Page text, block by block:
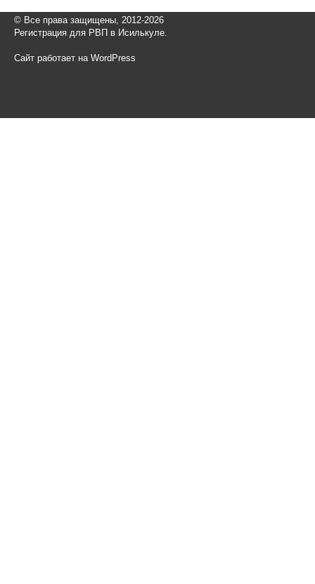
© Все права защищены, 2012-2026
Регистрация для РВП в Исилькуле.
Сайт работает на WordPress